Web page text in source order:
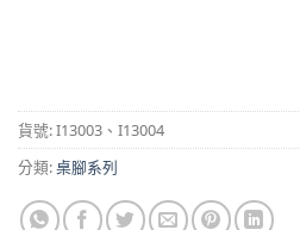
貨號:I13003、I13004
分類:桌腳系列